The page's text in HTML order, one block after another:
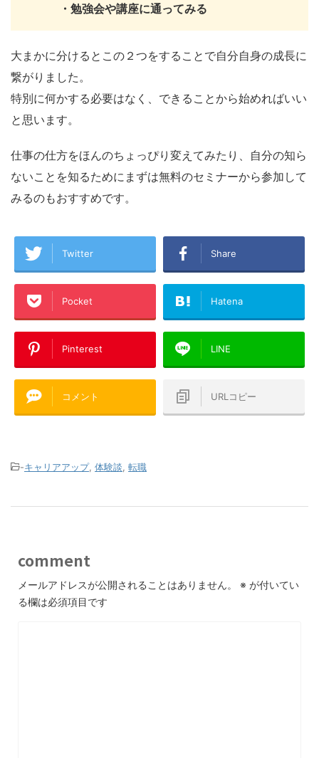
・勉強会や講座に通ってみる
大まかに分けるとこの２つをすることで自分自身の成長に
繋がりました。
特別に何かする必要はなく、できることから始めればいい
と思います。
仕事の仕方をほんのちょっぴり変えてみたり、自分の知ら
ないことを知るためにまずは無料のセミナーから参加して
みるのもおすすめです。
Twitter Share
Pocket Hatena
Pinterest LINE
コメント URLコピー
-キャリアアップ, 体験談 転職
comment
メールアドレスが公開されることはありません。 ※ が付いてい
る欄は必須項目です